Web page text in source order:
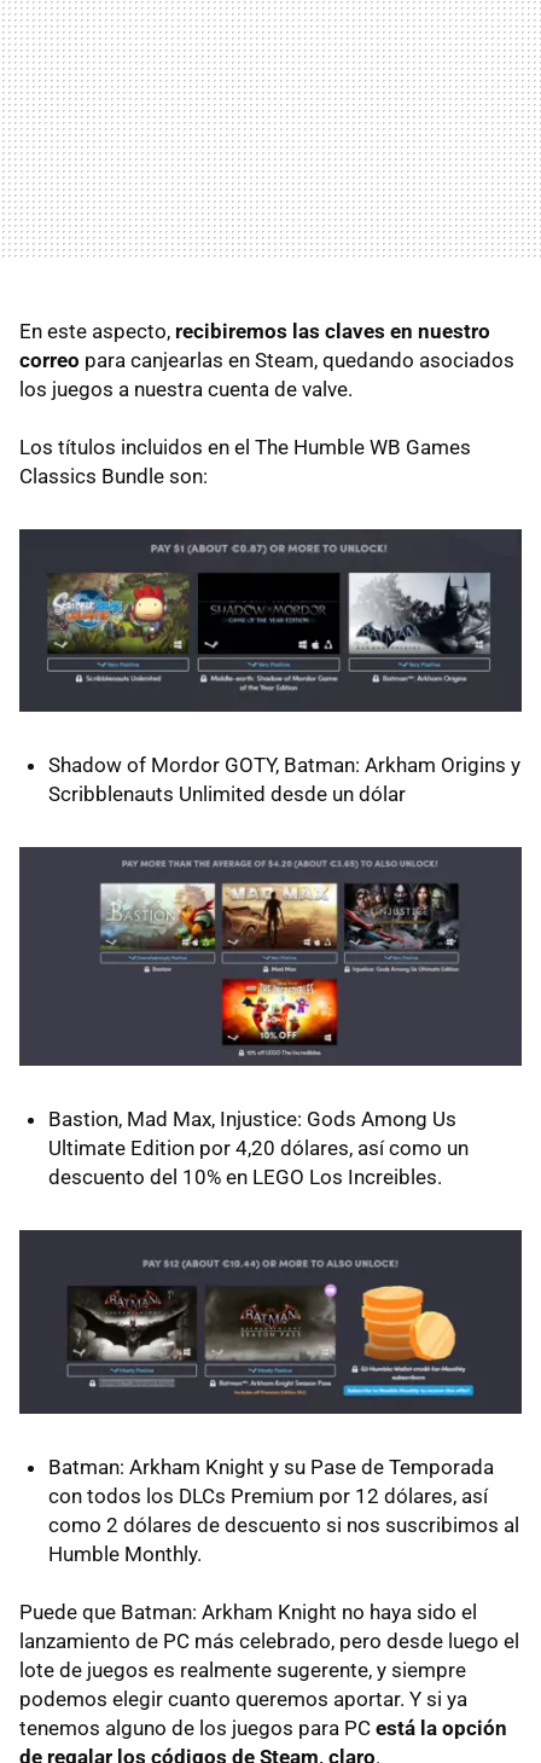
En este aspecto, recibiremos las claves en nuestro
correo para canjearlas en Steam, quedando asociados
los juegos a nuestra cuenta de valve.
Los títulos incluidos en el The Humble WB Games
Classics Bundle son:
Shadow of Mordor GOTY, Batman: Arkham Origins y
Scribblenauts Unlimited desde un dólar
Bastion, Mad Max, Injustice: Gods Among Us
Ultimate Edition por 4,20 dólares, así como un
descuento del 10% en LEGO Los Increibles.
Batman: Arkham Knight y su Pase de Temporada
con todos los DLCs Premium por 12 dólares, así
como 2 dólares de descuento si nos suscribimos al
Humble Monthly.
Puede que Batman: Arkham Knight no haya sido el
lanzamiento de PC más celebrado, pero desde luego el
lote de juegos es realmente sugerente, y siempre
podemos elegir cuanto queremos aportar. Y si ya
tenemos alguno de los juegos para PC está la opción
de regalar los códigos de Steam, claro.